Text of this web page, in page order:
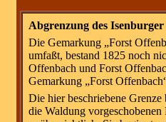
Abgrenzung des
Die Gemarkung „Forst
umfaßt, bestand 1825 noch
Offenbach und Forst
Gemarkung „Forst
Die hier beschriebene
die Waldung